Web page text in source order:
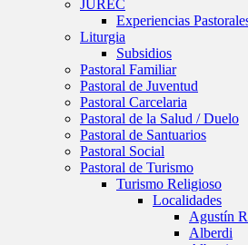
JUREC
Experiencias
Liturgia
Subsidios
Pastoral Familiar
Pastoral de Juventud
Pastoral Carcelaria
Pastoral de la Salud / Duelo
Pastoral de Santuarios
Pastoral Social
Pastoral de Turismo
Turismo Religioso
Localidades
Agustín
Alberdi